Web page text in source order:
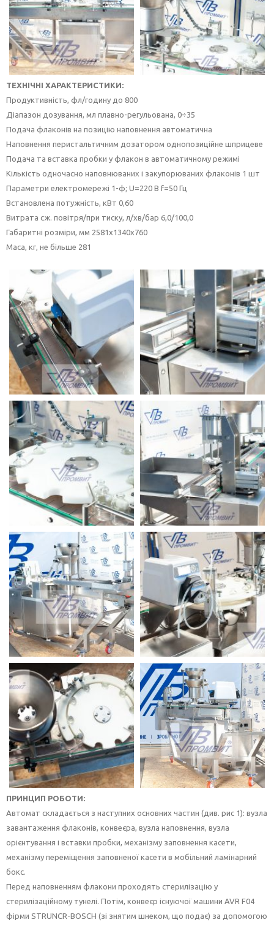
ТЕХНІЧНІ ХАРАКТЕРИСТИКИ:
Продуктивність, фл/годину до 800
Діапазон дозування, мл плавно-регульована, 0÷35
Подача флаконів на позицію наповнення автоматична
Наповнення перистальтичним дозатором однопозиційне шприцеве
Подача та вставка пробки у флакон в автоматичному режимі
Кількість одночасно наповнюваних і закупорюваних флаконів 1 шт
Параметри електромережі 1-ф; U=220 B f=50 Гц
Встановлена потужність, кВт 0,60
Витрата сж. повітря/при тиску, л/хв/бар 6,0/100,0
Габаритні розміри, мм 2581х1340х760
Маса, кг, не більше 281
ПРИНЦИП РОБОТИ:
Автомат складається з наступних основних частин (див. рис 1): вузла
завантаження флаконів, конвеєра, вузла наповнення, вузла
орієнтування і вставки пробки, механізму заповнення касети,
механізму переміщення заповненої касети в мобільний ламінарний
бокс.
Перед наповненням флакони проходять стерилізацію у
стерилізаційному тунелі. Потім, конвеєр існуючої машини AVR F04
фірми STRUNCR-BOSCH (зі знятим шнеком, що подає) за допомогою